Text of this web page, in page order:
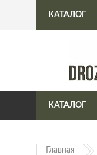
Интернет-
КАТАЛОГ
КАТАЛОГ
Главная